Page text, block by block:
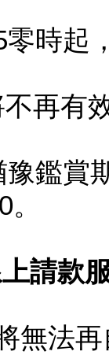
時起
再有
鑑賞
請款
無法